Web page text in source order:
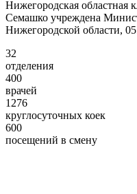
Нижегородская областная
Семашко учреждена
Нижегородской области,
32
отделения
400
врачей
1276
круглосуточных коек
600
посещений в смену